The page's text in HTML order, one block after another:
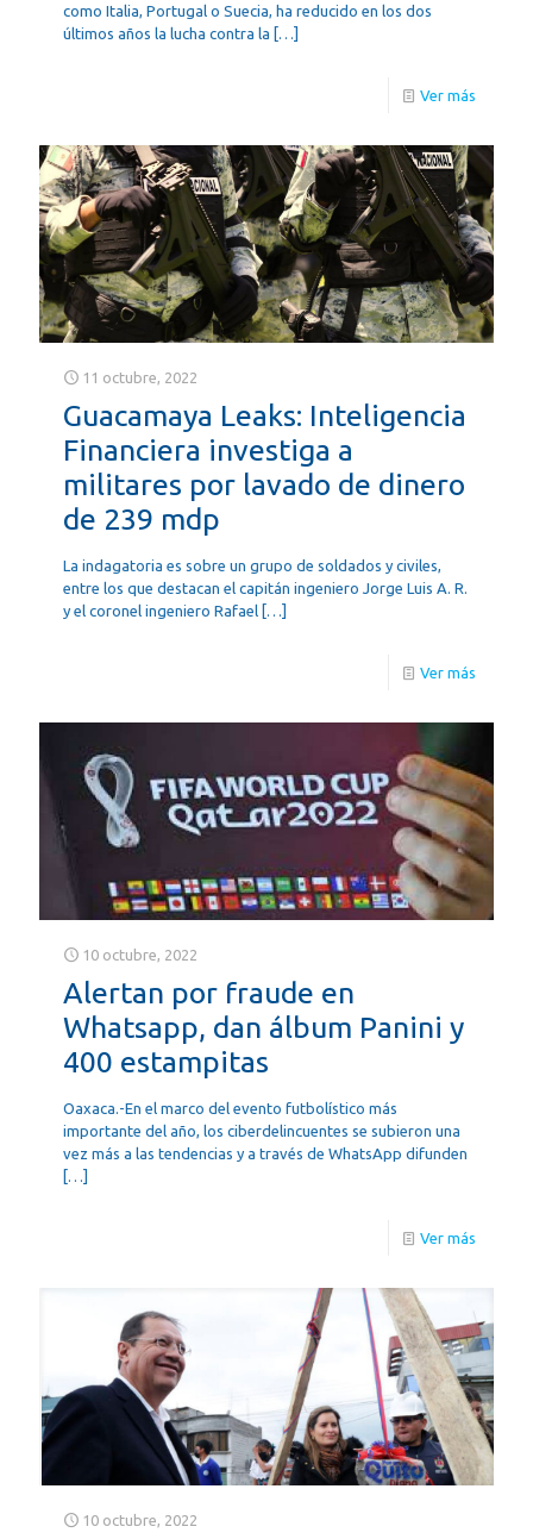
como Italia, Portugal o Suecia, ha reducido en los dos
últimos años la lucha contra la […]
Ver más
11 octubre, 2022
Guacamaya Leaks: Inteligencia
Financiera investiga a
militares por lavado de dinero
de 239 mdp
La indagatoria es sobre un grupo de soldados y civiles,
entre los que destacan el capitán ingeniero Jorge Luis A. R.
y el coronel ingeniero Rafael […]
Ver más
10 octubre, 2022
Alertan por fraude en
Whatsapp, dan álbum Panini y
400 estampitas
Oaxaca.-En el marco del evento futbolístico más
importante del año, los ciberdelincuentes se subieron una
vez más a las tendencias y a través de WhatsApp difunden
[…]
Ver más
10 octubre, 2022